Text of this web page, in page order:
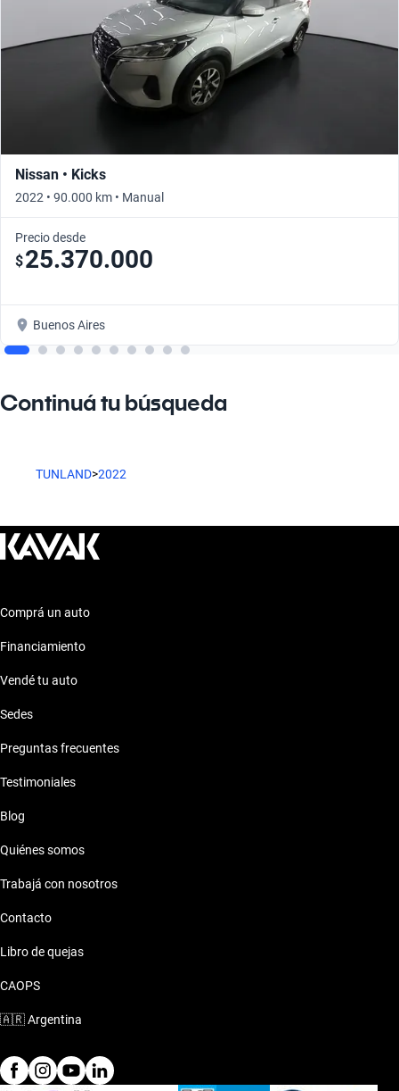
Nissan • Kicks
2022 • 90.000 km • Manual
Precio desde
$25.370.000
Buenos Aires
Continuá tu búsqueda
TUNLAND>2022
Comprá un auto
Financiamiento
Vendé tu auto
Sedes
Preguntas frecuentes
Testimoniales
Blog
Quiénes somos
Trabajá con nosotros
Contacto
Libro de quejas
CAOPS
🇦🇷Argentina